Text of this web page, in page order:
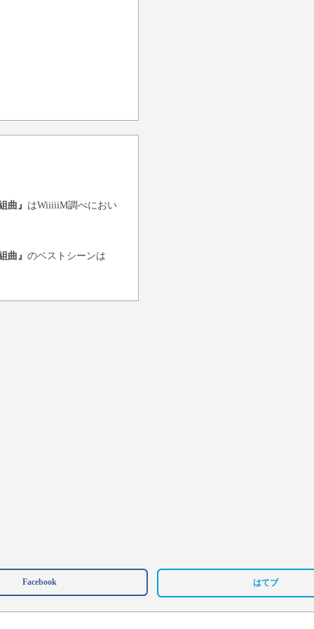
曲』 はWiiiiiM調べにおい
曲』 のベストシーンは
Facebook はてブ